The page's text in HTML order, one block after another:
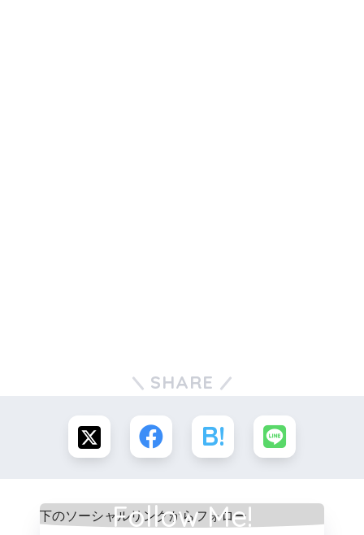
SHARE
Follow Me!